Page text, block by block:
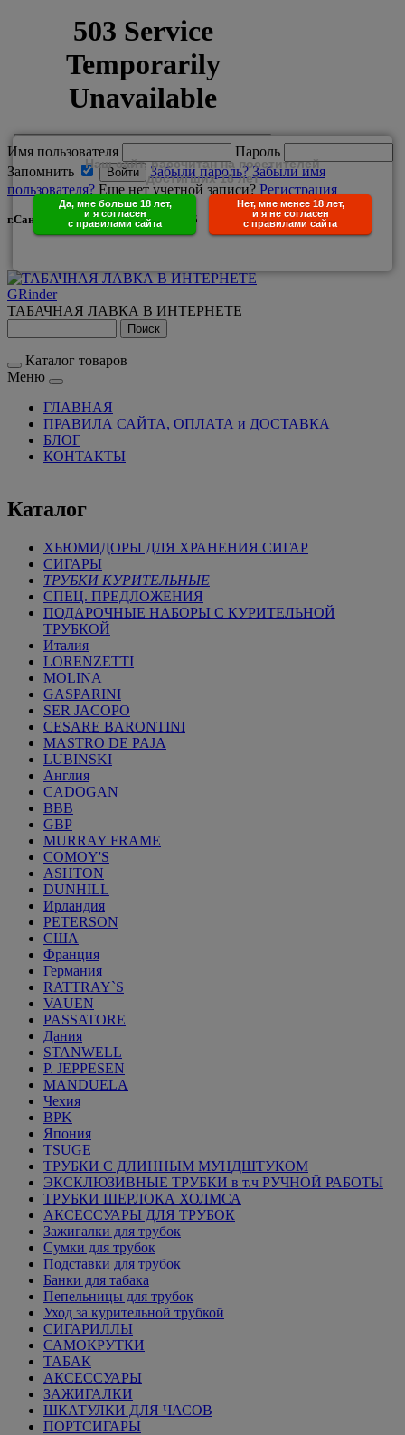
Наш сайт, рассчитан на посетителей
достигших 18 лет
Да, мне больше 18 лет,
и я согласен
с правилами сайта
Нет, мне менее 18 лет,
и я не согласен
с правилами сайта
Имя пользователя
Пароль
Запомнить
Забыли пароль? Забыли имя
пользователя? Еще нет учетной записи? Регистрация
г.Санкт-Петербург +7(950)029-25-85
GRinder
ТАБАЧНАЯ ЛАВКА В ИНТЕРНЕТЕ
Каталог товаров
Меню
ГЛАВНАЯ
ПРАВИЛА САЙТА, ОПЛАТА и ДОСТАВКА
БЛОГ
КОНТАКТЫ
Каталог
ХЬЮМИДОРЫ ДЛЯ ХРАНЕНИЯ СИГАР
СИГАРЫ
ТРУБКИ КУРИТЕЛЬНЫЕ
СПЕЦ. ПРЕДЛОЖЕНИЯ
ПОДАРОЧНЫЕ НАБОРЫ С КУРИТЕЛЬНОЙ
ТРУБКОЙ
Италия
LORENZETTI
MOLINA
GASPARINI
SER JACOPO
CESARE BARONTINI
MASTRO DE PAJA
LUBINSKI
Англия
CADOGAN
BBB
GBP
MURRAY FRAME
COMOY'S
ASHTON
DUNHILL
Ирландия
PETERSON
США
Франция
Германия
RATTRAY`S
VAUEN
PASSATORE
Дания
STANWELL
P. JEPPESEN
MANDUELA
Чехия
BPK
Япония
TSUGE
ТРУБКИ С ДЛИННЫМ МУНДШТУКОМ
ЭКСКЛЮЗИВНЫЕ ТРУБКИ в т.ч РУЧНОЙ РАБОТЫ
ТРУБКИ ШЕРЛОКА ХОЛМСА
АКСЕССУАРЫ ДЛЯ ТРУБОК
Зажигалки для трубок
Сумки для трубок
Подставки для трубок
Банки для табака
Пепельницы для трубок
Уход за курительной трубкой
СИГАРИЛЛЫ
САМОКРУТКИ
ТАБАК
АКСЕССУАРЫ
ЗАЖИГАЛКИ
ШКАТУЛКИ ДЛЯ ЧАСОВ
ПОРТСИГАРЫ